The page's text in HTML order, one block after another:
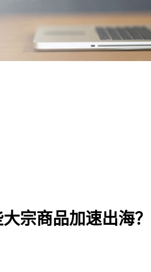
宗商品加速出海？